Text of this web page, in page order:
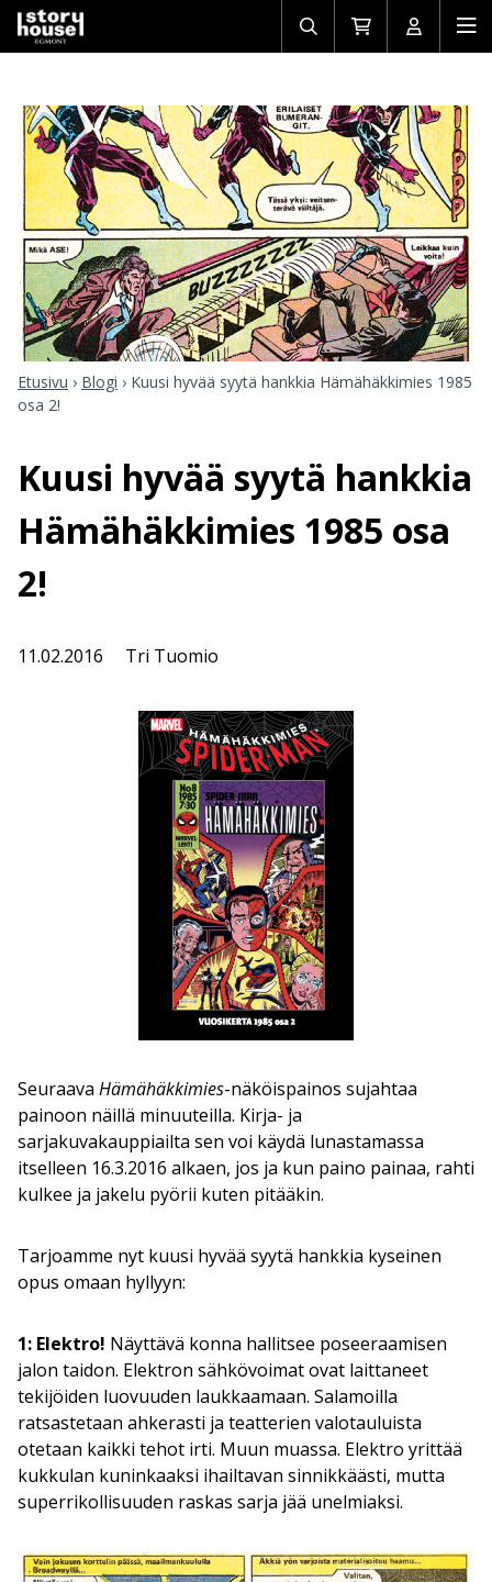
Avaa/sulje
haku
Siirry
ostoskoriin
Avaa/
Etusivu › Blogi › Kuusi hyvää syytä hankkia Hämähäkkimies 1985
osa 2!
Kuusi hyvää syytä hankkia
Hämähäkkimies 1985 osa
2!
11.02.2016 Tri Tuomio
Seuraava Hämähäkkimies-näköispainos sujahtaa
painoon näillä minuuteilla. Kirja- ja
sarjakuvakauppiailta sen voi käydä lunastamassa
itselleen 16.3.2016 alkaen, jos ja kun paino painaa, rahti
kulkee ja jakelu pyörii kuten pitääkin.
Tarjoamme nyt kuusi hyvää syytä hankkia kyseinen
opus omaan hyllyyn:
1: Elektro! Näyttävä konna hallitsee poseeraamisen
jalon taidon. Elektron sähkövoimat ovat laittaneet
tekijöiden luovuuden laukkaamaan. Salamoilla
ratsastetaan ahkerasti ja teatterien valotauluista
otetaan kaikki tehot irti. Muun muassa. Elektro yrittää
kukkulan kuninkaaksi ihailtavan sinnikkäästi, mutta
superrikollisuuden raskas sarja jää unelmiaksi.